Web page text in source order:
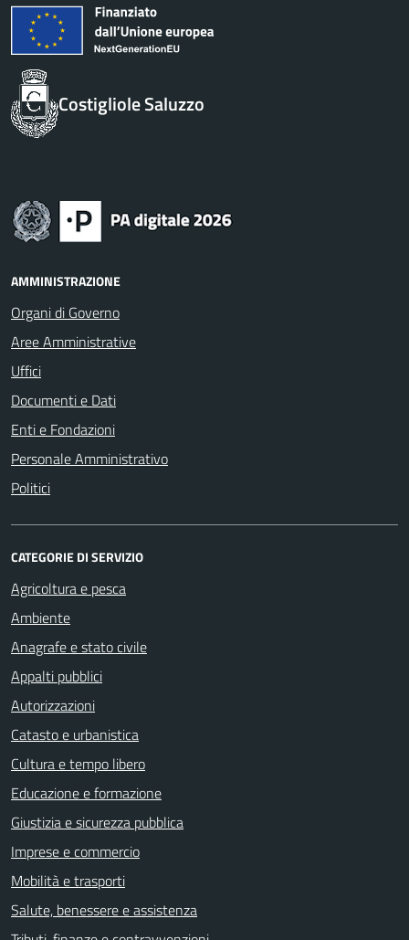
Costigliole Saluzzo
AMMINISTRAZIONE
Organi di Governo
Aree Amministrative
Uffici
Documenti e Dati
Enti e Fondazioni
Personale Amministrativo
Politici
CATEGORIE DI SERVIZIO
Agricoltura e pesca
Ambiente
Anagrafe e stato civile
Appalti pubblici
Autorizzazioni
Catasto e urbanistica
Cultura e tempo libero
Educazione e formazione
Giustizia e sicurezza pubblica
Imprese e commercio
Mobilità e trasporti
Salute, benessere e assistenza